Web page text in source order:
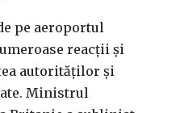
pe aeroportul
reacții și
autorităților și
Ministrul